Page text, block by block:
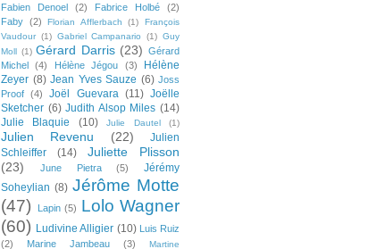
Fabien Denoel
(2) Fabrice Holbé
(2)
Faby (2) Florian Afflerbach (1)
François
Vaudour (1) Gabriel Campanario (1) Guy
Moll (1) Gérard Darris (23) Gérard
Michel
(4) Hélène Jégou (3)
Hélène
Zeyer (8) Jean Yves Sauze (6) Joss
Proof
(4) Joël Guevara (11) Joëlle
Sketcher (6) Judith Alsop Miles (14)
Julie Blaquie
(10) Julie Dautel (1)
Julien Revenu (22)
Julien
Schleiffer
(14)
Juliette Plisson
(23)
June Pietra (5)
Jérémy
Soheylian (8) Jérôme Motte
(47)
Lapin (5) Lolo Wagner
(60) Ludivine Alligier (10) Luis Ruiz
(2)
Marine Jambeau (3) Martine